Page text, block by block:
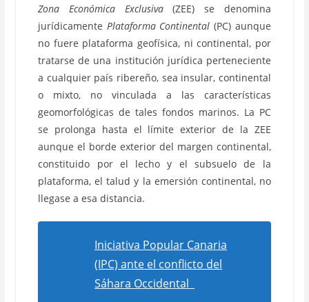
Zona Económica Exclusiva(ZEE) se denomina
jurídicamente Plataforma Continental (PC) aunque
no fuere plataforma geofísica, ni continental, por
tratarse de una institución jurídica perteneciente
a cualquier país ribereño, sea insular, continental
o mixto, no vinculada a las características
geomorfológicas de tales fondos marinos. La PC
se prolonga hasta el límite exterior de la ZEE
aunque el borde exterior del margen continental,
constituido por el lecho y el subsuelo de la
plataforma, el talud y la emersión continental, no
llegase a esa distancia.
Iniciativa Popular Canaria
(IPC) ante el conflicto del
Sáhara Occidental